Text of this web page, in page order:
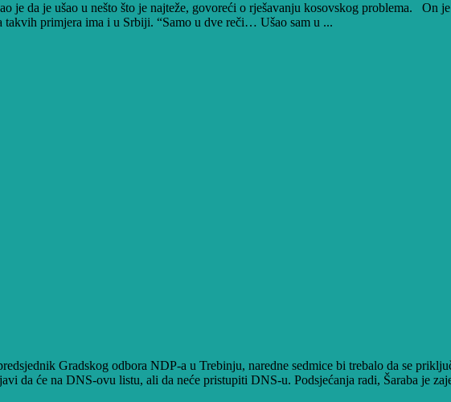
je da je ušao u nešto što je najteže, govoreći o rješavanju kosovskog problema. On
primjera ima i u Srbiji. “Samo u dve reči… Ušao sam u ...
Gradskog odbora NDP-a u Trebinju, naredne sedmice bi trebalo da se
da će na DNS-ovu listu, ali da neće pristupiti DNS-u. Podsjećanja radi, Šaraba je